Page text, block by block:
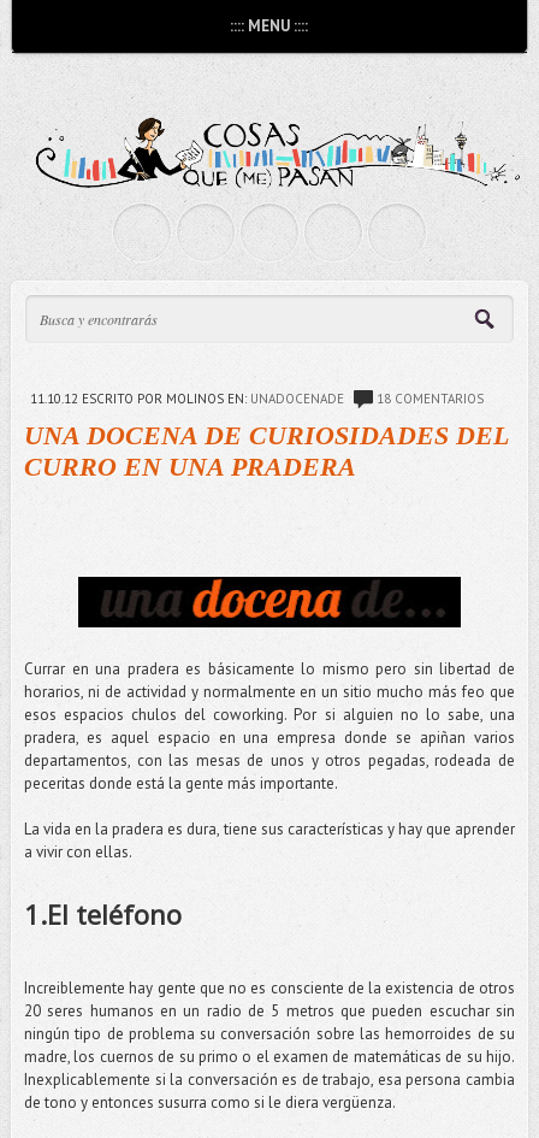
:::: MENU ::::
11.10.12 ESCRITO POR MOLINOS EN: UNADOCENADE 18 COMENTARIOS
UNA DOCENA DE CURIOSIDADES DEL
CURRO EN UNA PRADERA
Currar en una pradera es básicamente lo mismo pero sin libertad de
horarios, ni de actividad y normalmente en un sitio mucho más feo que
esos espacios chulos del coworking. Por si alguien no lo sabe, una
pradera, es aquel espacio en una empresa donde se apiñan varios
departamentos, con las mesas de unos y otros pegadas, rodeada de
peceritas donde está la gente más importante.
La vida en la pradera es dura, tiene sus características y hay que aprender
a vivir con ellas.
1.El teléfono
Increiblemente hay gente que no es consciente de la existencia de otros
20 seres humanos en un radio de 5 metros que pueden escuchar sin
ningún tipo de problema su conversación sobre las hemorroides de su
madre, los cuernos de su primo o el examen de matemáticas de su hijo.
Inexplicablemente si la conversación es de trabajo, esa persona cambia
de tono y entonces susurra como si le diera vergüenza.